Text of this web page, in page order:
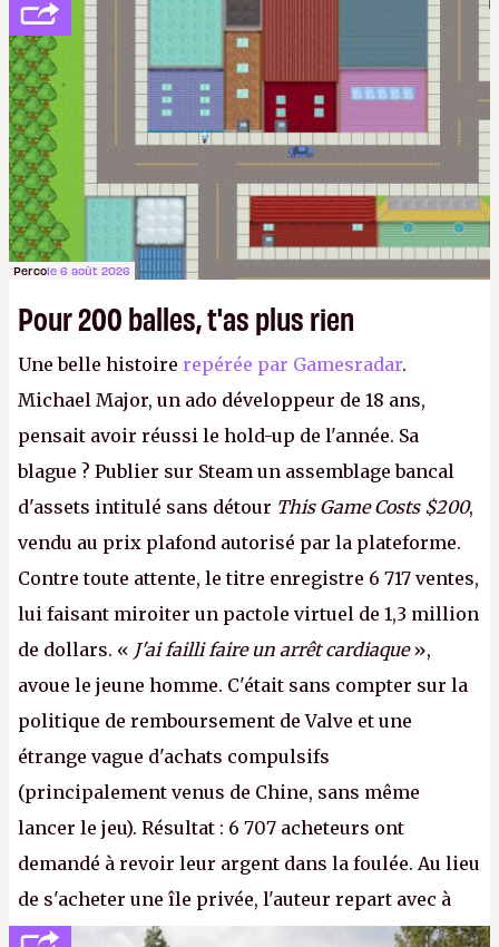
Percole 6 août 2026
Pour 200 balles, t'as plus rien
Une belle histoire repérée par Gamesradar.
Michael Major, un ado développeur de 18 ans,
pensait avoir réussi le hold-up de l'année. Sa
blague ? Publier sur Steam un assemblage bancal
d'assets intitulé sans détour This Game Costs $200,
vendu au prix plafond autorisé par la plateforme.
Contre toute attente, le titre enregistre 6 717 ventes,
lui faisant miroiter un pactole virtuel de 1,3 million
de dollars. « J'ai failli faire un arrêt cardiaque»,
avoue le jeune homme. C'était sans compter sur la
politique de remboursement de Valve et une
étrange vague d'achats compulsifs
(principalement venus de Chine, sans même
lancer le jeu). Résultat : 6 707 acheteurs ont
demandé à revoir leur argent dans la foulée. Au lieu
de s'acheter une île privée, l'auteur repart avec à
peine 2 000 dollars en poche. C'est toujours plus